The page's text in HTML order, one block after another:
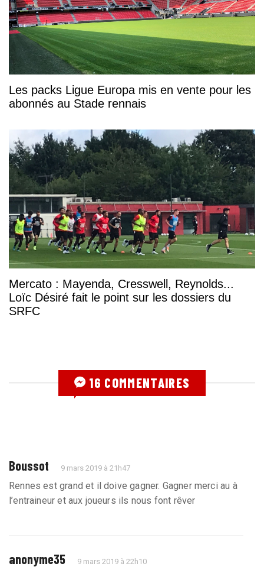
Les packs Ligue Europa mis en vente pour les
abonnés au Stade rennais
Mercato : Mayenda, Cresswell, Reynolds...
Loïc Désiré fait le point sur les dossiers du
SRFC
16 COMMENTAIRES
Boussot 9 mars 2019 à 21h47
Rennes est grand et il doive gagner. Gagner merci au à
l’entraineur et aux joueurs ils nous font rêver
anonyme35 9 mars 2019 à 22h10